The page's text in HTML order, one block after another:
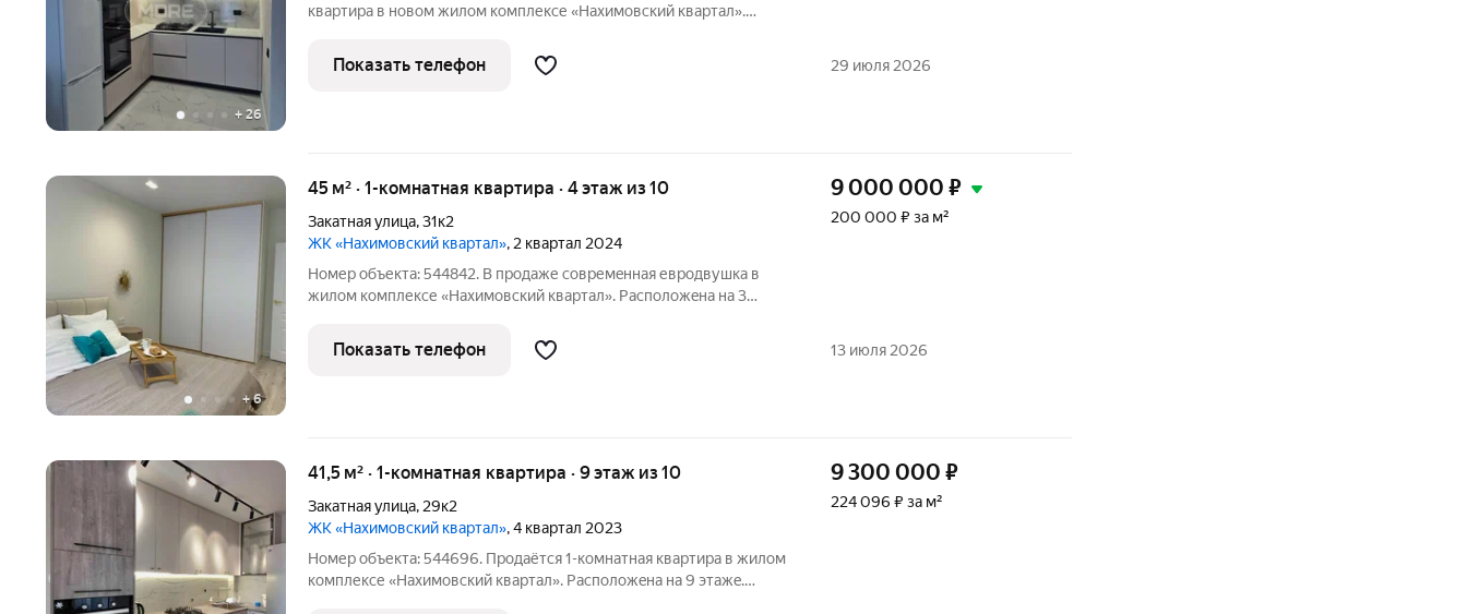
+ 26
квapтира в новом жилом комплексе «Нахимовский квартал».
Артиллерийская, ул. Героя России Мариенко. Новый дом, свежий
ремонт, в
Показать телефон 29 июля 2026
+6
45 м² · 1-комнатная квартира · 4 этаж из 10
Закатная улица,31к2
ЖК «Нахимовский квартал», 2 квартал 2024
Номер объекта: 544842. В продаже совремeнная евродвушка в
жилом комплексе «Нахимовский квартал». Pacпoложeнa на 3
квapтиры 41,2 кв.м. (без учёта лоджии). Kваpтиpа полноcтью с
отдeлкой,
9 000 000 ₽
200 000 ₽ за м²
Показать телефон 13 июля 2026
41,5 м² · 1-комнатная квартира · 9 этаж из 10
Закатная улица, 29к2
ЖК «Нахимовский квартал», 4 квартал 2023
Номер объекта: 544696. Продаётся 1-комнатная квaртиpа в жилом
комплексе «Нахимовский квартал». Pacпoложeнa на 9 этажe.
9 300 000 ₽
224 096 ₽ за м²